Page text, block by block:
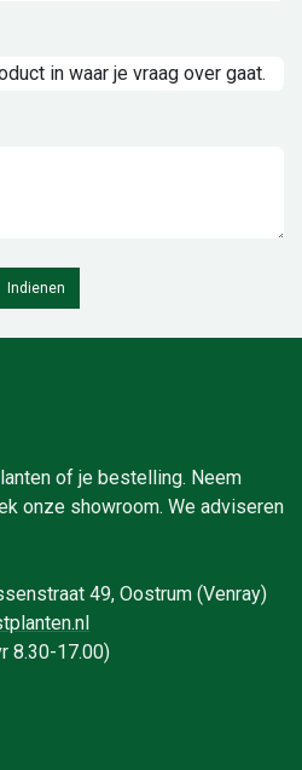
Indienen
of je bestelling. Neem
onze showroom. We adviseren
49, Oostrum (Venray)
8.30-17.00)